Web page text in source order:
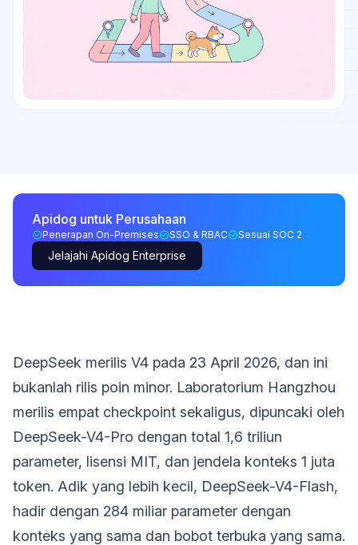
Apidog untuk Perusahaan
Penerapan On-Premises SSO & RBAC Sesuai SOC 2
Jelajahi Apidog Enterprise
DeepSeek merilis V4 pada 23 April 2026, dan ini
bukanlah rilis poin minor. Laboratorium Hangzhou
merilis empat checkpoint sekaligus, dipuncaki oleh
DeepSeek-V4-Pro dengan total 1,6 triliun
parameter, lisensi MIT, dan jendela konteks 1 juta
token. Adik yang lebih kecil, DeepSeek-V4-Flash,
hadir dengan 284 miliar parameter dengan
konteks yang sama dan bobot terbuka yang sama.